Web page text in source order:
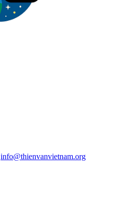
info@thienvanvietnam.org